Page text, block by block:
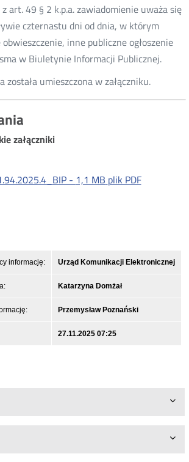
art. 49 § 2 k.p.a. zawiadomienie uważa się
czternastu dni od dnia, w którym
inne publiczne ogłoszenie
w Biuletynie Informacji Publicznej.
została umieszczona w załączniku.
załączniki
- 1,1 MB plik PDF
informację: Urząd Komunikacji Elektronicznej
Katarzyna Domżał
Przemysław Poznański
27.11.2025 07:25